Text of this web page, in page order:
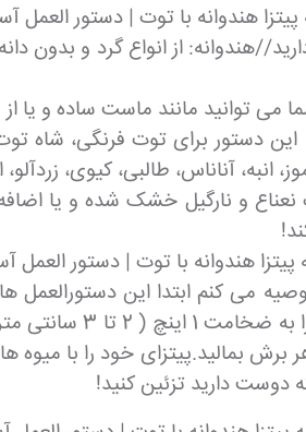
هندوانه با توت | دستور العمل
هندوانه: از انواع گرد و بدون
می توانید مانند ماست ساده و یا
این دستور برای توت فرنگی، شاه
انبه، آناناس، طالبی، کیوی،
نعناع و نارگیل خشک شده و یا
هندوانه با توت | دستور العمل
می کنم ابتدا این دستورالعمل
برش بمالید.پیتزای خود را با
دوست دارید تزئین کنید!